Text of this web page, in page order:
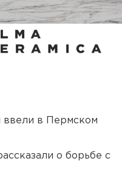
в Пермском
о борьбе с